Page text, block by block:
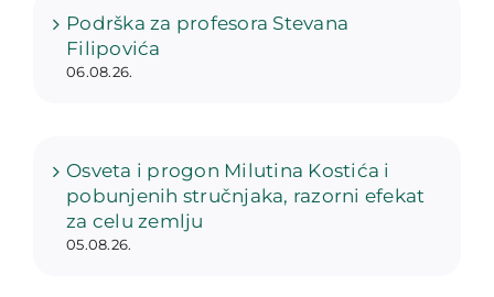
Podrška za profesora Stevana
Filipovića
06.08.26.
Osveta i progon Milutina Kostića i
pobunjenih stručnjaka, razorni efekat
za celu zemlju
05.08.26.